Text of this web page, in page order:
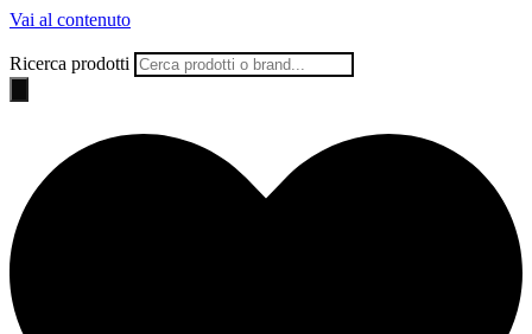
Vai al contenuto
Ricerca prodotti